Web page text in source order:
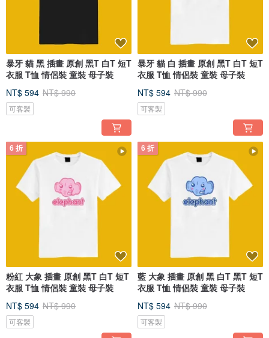
暴牙 貓 黑 插畫 原創 黑T 白T 短T
衣服 T恤 情侶裝 童裝 母子裝
NT$ 594 NT$ 990
可客製
暴牙 貓 白 插畫 原創 黑T 白T 短T
衣服 T恤 情侶裝 童裝 母子裝
NT$ 594 NT$ 990
可客製
6 折
粉紅 大象 插畫 原創 黑T 白T 短T
衣服 T恤 情侶裝 童裝 母子裝
NT$ 594 NT$ 990
可客製
6 折
藍 大象 插畫 原創 黑 白T 黑T 短T
衣服 T恤 情侶裝 童裝 母子裝
NT$ 594 NT$ 990
可客製